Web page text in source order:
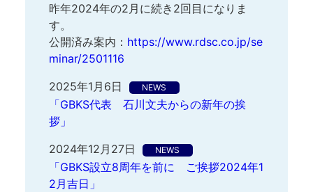
昨年2024年の2月に続き2回目になりま
す。
公開済み案内： https://www.rdsc.co.jp/se
minar/2501116
2025年1月6日
NEWS
「GBKS代表 石川文夫からの新年の挨
拶」
2024年12月27日
NEWS
「GBKS設立8周年を前に ご挨拶2024年1
2月吉日」